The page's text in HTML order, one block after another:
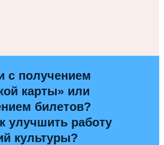
с получением
карты» или
билетов?
улучшить работу
культуры?